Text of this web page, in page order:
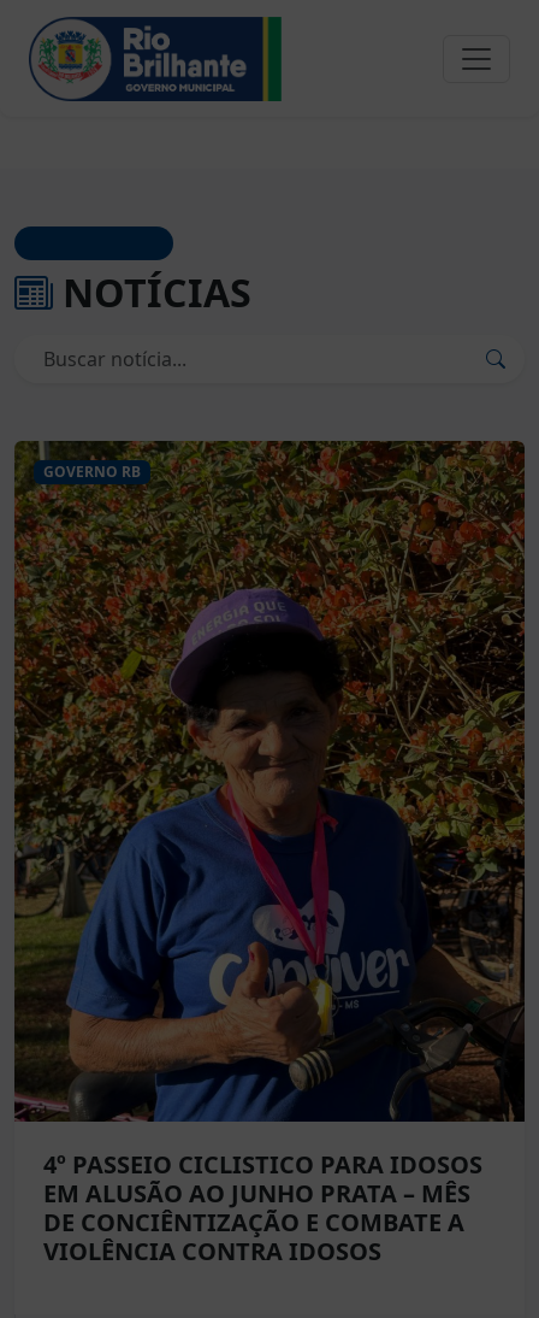
NOTÍCIAS
GOVERNO RB
4º PASSEIO CICLISTICO PARA IDOSOS
EM ALUSÃO AO JUNHO PRATA – MÊS
DE CONCIÊNTIZAÇÃO E COMBATE A
VIOLÊNCIA CONTRA IDOSOS